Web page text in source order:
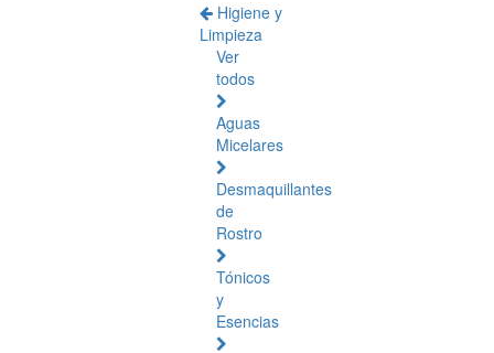
Higiene y
Limpieza
Ver
todos
Aguas
Micelares
Desmaquillantes
de
Rostro
Tónicos
y
Esencias